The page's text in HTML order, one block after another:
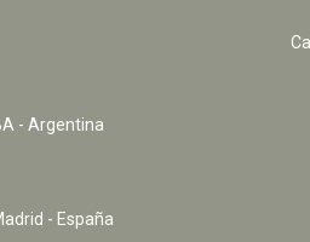
- Argentina
- España